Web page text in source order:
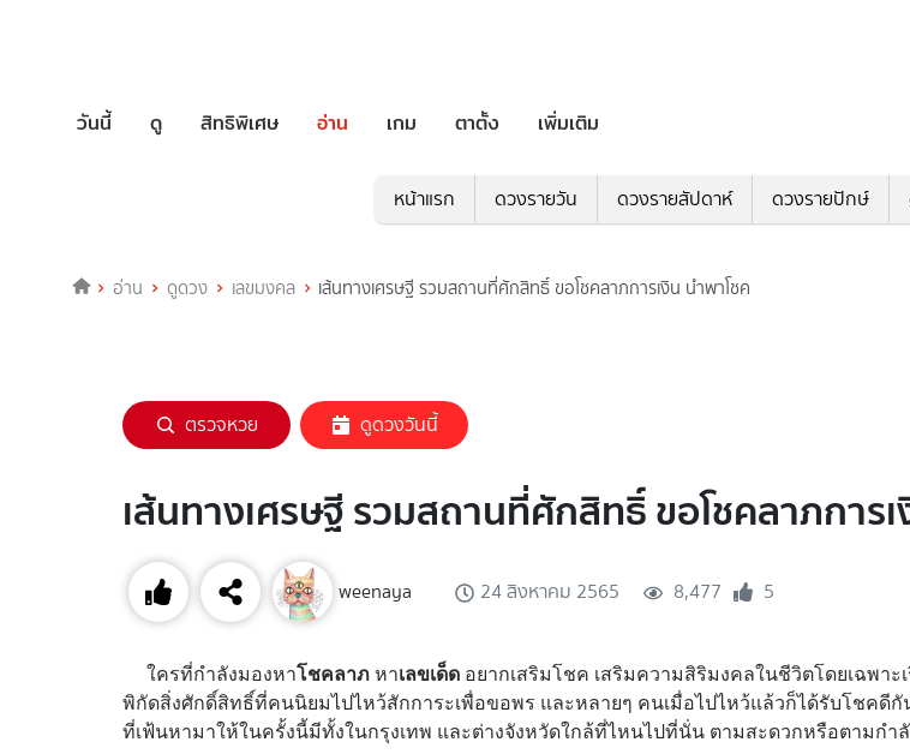
วันนี้ ดู สิทธิพิเศษ อ่าน เกม ตาตั้ง เพิ่มเติม
หน้าแรก ดวงรายวัน ดวงรายสัปดาห์ ดวงรายปักษ์
อ่าน ดูดวง เลขมงคล เส้นทางเศรษฐี รวมสถานที่ศักสิทธิ์ ขอโชคลาภการเงิน นำพาโชค
ตรวจหวย ดูดวงวันนี้
เส้นทางเศรษฐี รวมสถานที่ศักสิทธิ์ ขอโชคลาภการ
weenaya 24 สิงหาคม 2565 8,477 5
ใครที่กำลังมองหาโชคลาภ หาเลขเด็ด อยากเสริมโชค เสริมความสิริมงคลในชีวิตโดยเฉพาะเ
พิกัดสิ่งศักดิ์สิทธิ์ที่คนนิยมไปไหว้สักการะเพื่อขอพร และหลายๆ คนเมื่อไปไหว้แล้วก็ได้รับโชคดี
ที่เฟ้นหามาให้ในครั้งนี้มีทั้งในกรุงเทพ และต่างจังหวัดใกล้ที่ไหนไปที่นั่น ตามสะดวกหรือตามกำลั